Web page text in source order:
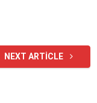
NEXT ARTICLE